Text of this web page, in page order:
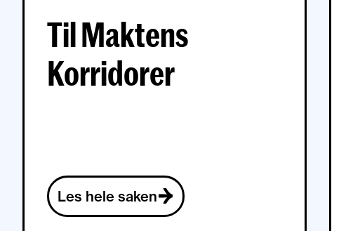
Til Maktens
Korridorer
Les hele saken